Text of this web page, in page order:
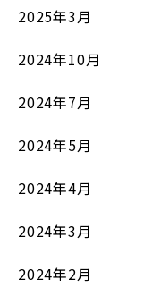
2025年3月
2024年10月
2024年7月
2024年5月
2024年4月
2024年3月
2024年2月